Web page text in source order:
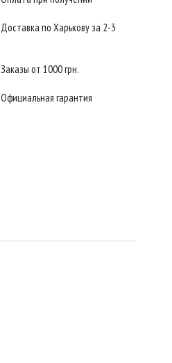
Доставка по Харькову за 2-3
Заказы от 1000 грн.
Официальная гарантия